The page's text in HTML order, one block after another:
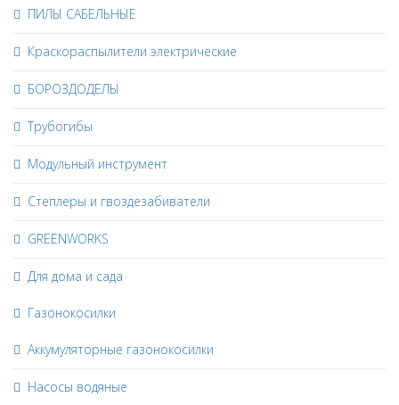
ПИЛЫ САБЕЛЬНЫЕ
Краскораспылители электрические
БОРОЗДОДЕЛЫ
Трубогибы
Модульный инструмент
Степлеры и гвоздезабиватели
GREENWORKS
Для дома и сада
Газонокосилки
Аккумуляторные газонокосилки
Насосы водяные